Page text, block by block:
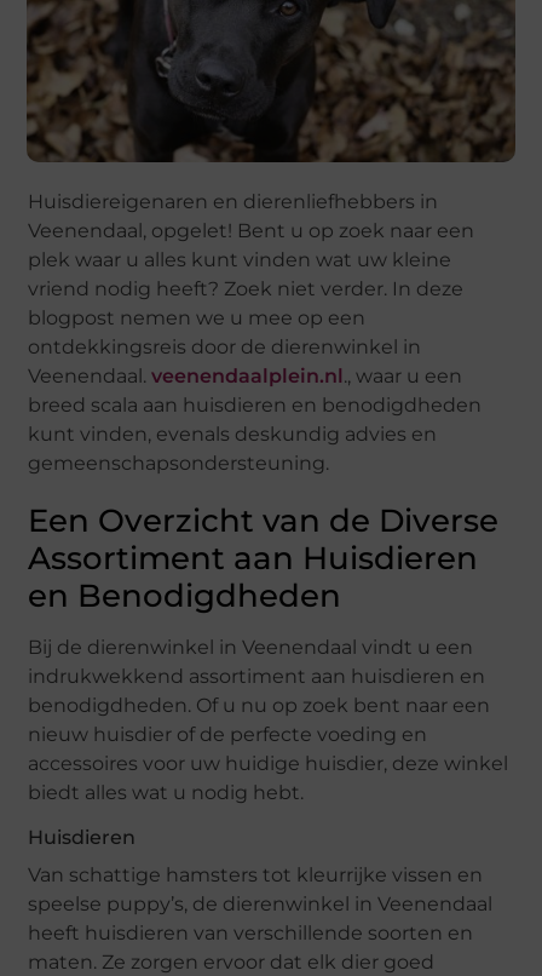
Huisdiereigenaren en dierenliefhebbers in
Veenendaal, opgelet! Bent u op zoek naar een
plek waar u alles kunt vinden wat uw kleine
vriend nodig heeft? Zoek niet verder. In deze
blogpost nemen we u mee op een
ontdekkingsreis door de dierenwinkel in
Veenendaal.veenendaalplein.nl., waar u een
breed scala aan huisdieren en benodigdheden
kunt vinden, evenals deskundig advies en
gemeenschapsondersteuning.
Een Overzicht van de Diverse
Assortiment aan Huisdieren
en Benodigdheden
Bij de dierenwinkel in Veenendaal vindt u een
indrukwekkend assortiment aan huisdieren en
benodigdheden. Of u nu op zoek bent naar een
nieuw huisdier of de perfecte voeding en
accessoires voor uw huidige huisdier, deze winkel
biedt alles wat u nodig hebt.
Huisdieren
Van schattige hamsters tot kleurrijke vissen en
speelse puppy’s, de dierenwinkel in Veenendaal
heeft huisdieren van verschillende soorten en
maten. Ze zorgen ervoor dat elk dier goed